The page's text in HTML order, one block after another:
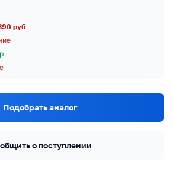
руб
Подобрать аналог
о поступлении